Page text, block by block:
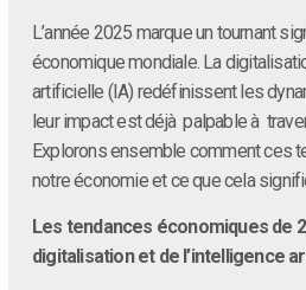
L’année 2025 marque un tournant
économique mondiale. La
artificielle (IA) redéfinissent les
leur impact est déjà palpable à
Explorons ensemble comment ces
notre économie et ce que cela
Les tendances économiques de
digitalisation et de l’intelligence